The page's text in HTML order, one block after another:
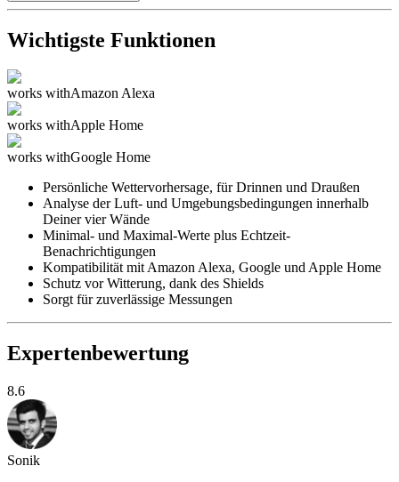
Wichtigste Funktionen
works withAmazon Alexa
works withApple Home
works withGoogle Home
Persönliche Wettervorhersage, für Drinnen und Draußen
Analyse der Luft- und Umgebungsbedingungen innerhalb
Deiner vier Wände
Minimal- und Maximal-Werte plus Echtzeit-
Benachrichtigungen
Kompatibilität mit Amazon Alexa, Google und Apple Home
Schutz vor Witterung, dank des Shields
Sorgt für zuverlässige Messungen
Expertenbewertung
8.6
Sonik